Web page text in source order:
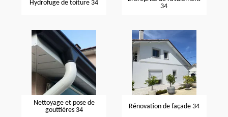
Hydrofuge de toiture 34
34
Nettoyage et pose de
gouttières 34
Rénovation de façade 34